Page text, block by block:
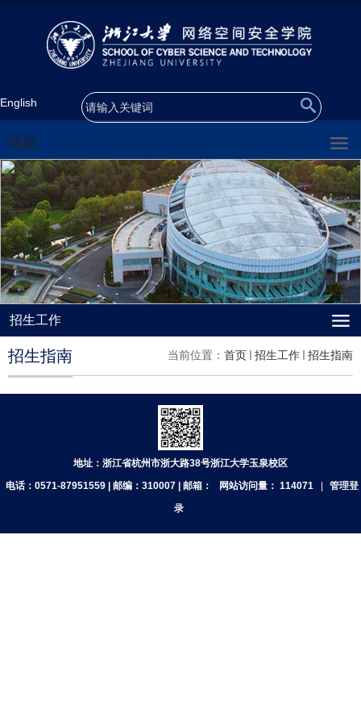
English
导航
招生工作
当前位置： 首页 招生工作 招生指南
招生指南
地址：浙江省杭州市浙大路38号浙江大学玉泉校区
电话：0571-87951559 | 邮编：310007 | 邮箱：
网站访问量： 114071
管理登
录